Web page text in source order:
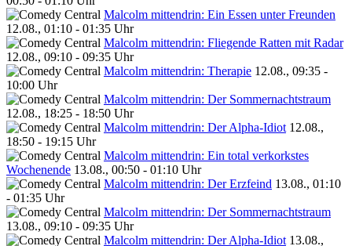
Malcolm mittendrin: Ein Essen unter Freunden
12.08., 01:10 - 01:35 Uhr
Malcolm mittendrin: Fliegende Ratten mit Radar
12.08., 09:10 - 09:35 Uhr
Malcolm mittendrin: Therapie 12.08., 09:35 -
10:00 Uhr
Malcolm mittendrin: Der Sommernachtstraum
12.08., 18:25 - 18:50 Uhr
Malcolm mittendrin: Der Alpha-Idiot 12.08.,
18:50 - 19:15 Uhr
Malcolm mittendrin: Ein total verkorkstes
Wochenende 13.08., 00:50 - 01:10 Uhr
Malcolm mittendrin: Der Erzfeind 13.08., 01:10
- 01:35 Uhr
Malcolm mittendrin: Der Sommernachtstraum
13.08., 09:10 - 09:35 Uhr
Malcolm mittendrin: Der Alpha-Idiot 13.08.,